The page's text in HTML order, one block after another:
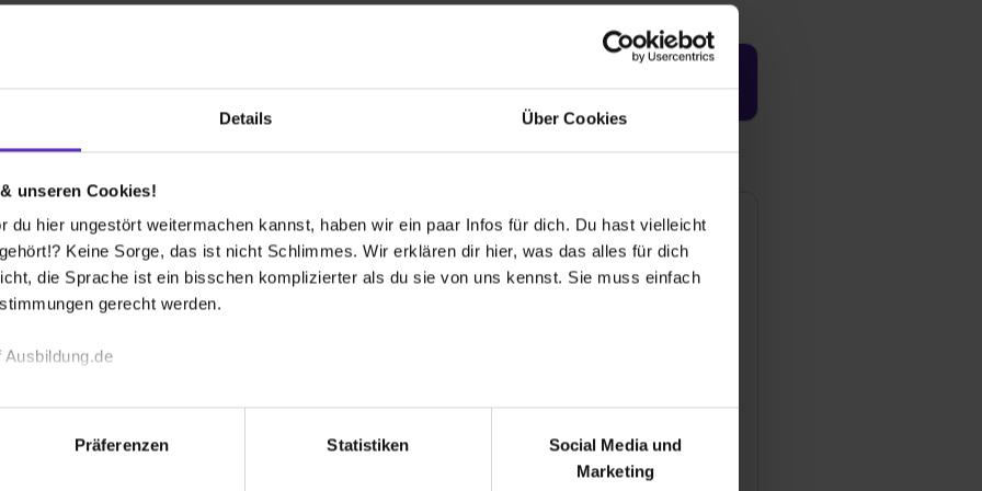
Details Über Cookies
unseren Cookies!
du hier ungestört weitermachen kannst, haben wir ein paar Infos für dich. Du hast vielleicht
Keine Sorge, das ist nicht Schlimmes. Wir erklären dir hier, was das alles für dich
die Sprache ist ein bisschen komplizierter als du sie von uns kennst. Sie muss einfach
gerecht werden.
Funktion unserer Webseite („Notwendig“), um von dir bei Benutzung der
zu speichern ( „Präferenzen“), die Zugriffe auf unsere Webseite zu analysieren
zu deiner Verwendung unserer Website an unsere Partner für soziale Medien, Werbung
Präferenzen Statistiken
Social Media und
Marketing
Wohnungsbaugesellschaft mbH
mbH
und zukunftsorientiertes
Mit einem Bestand von ca. 8.600
Wohnungsunternehmen.
mit Wohnraum zu sozial verträglichen
ausreichenden Angebots an Wohnungen,